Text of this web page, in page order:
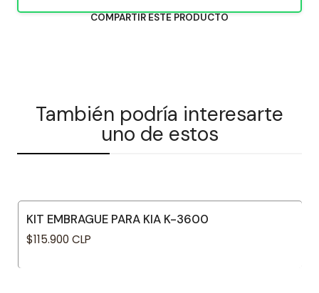
COMPARTIR ESTE PRODUCTO
También podría interesarte
uno de estos
KIT EMBRAGUE PARA KIA K-3600
$115.900 CLP